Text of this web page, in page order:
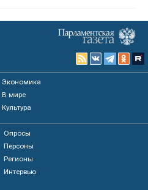
Экономика
В мире
Культура
Опросы
Персоны
Регионы
Интервью